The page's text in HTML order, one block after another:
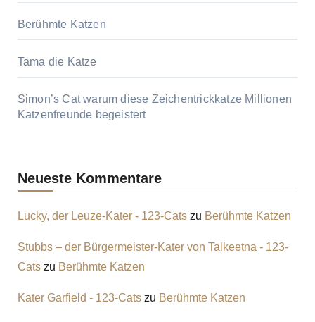
Berühmte Katzen
Tama die Katze
Simon’s Cat warum diese Zeichentrickkatze Millionen
Katzenfreunde begeistert
Neueste Kommentare
Lucky, der Leuze-Kater - 123-Catszu Berühmte Katzen
Stubbs – der Bürgermeister-Kater von Talkeetna - 123-
Catszu Berühmte Katzen
Kater Garfield - 123-Catszu Berühmte Katzen